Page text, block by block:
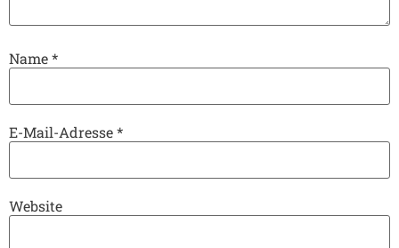
Name*
E-Mail-Adresse*
Website